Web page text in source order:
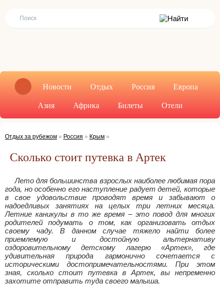
Новости Отдых Россия Европа
Азия Африка Билеты Отели
Отдых за рубежом » Россия » Крым »
Сколько стоит путевка в Артек
Лето для большинства взрослых наиболее любимая пора
года, но особенно его наступление радует детей, которые
в свое удовольствие проводят время и забывают о
надоедливых занятиях на целых три летних месяца.
Летние каникулы в то же время – это повод для многих
родителей подумать о том, как организовать отдых
своему чаду. В данном случае тяжело найти более
приемлемую и достойную альтернативу
оздоровительному детскому лагерю «Артек», где
удивительная природа гармонично сочетается с
историческими достопримечательностями. При этом
зная, сколько стоит путевка в Артек, вы непременно
захотите отправить туда своего малыша.